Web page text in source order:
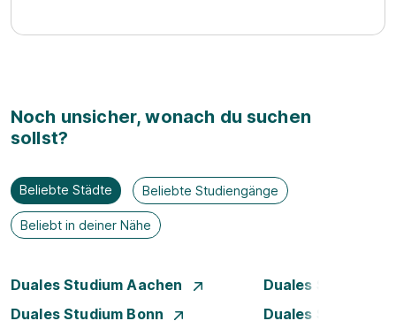
Noch unsicher, wonach du suchen
sollst?
Beliebte Städte Beliebte Studiengänge
Beliebt in deiner Nähe
Duales Studium Aachen
Duales Studium
Duales Studium Bonn
Duales Studium